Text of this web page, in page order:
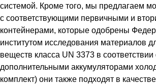
системой. Кроме того, мы предлагаем
с соответствующими первичными и
контейнерами, которые одобрены
институтом исследования материалов
веществ класса UN 3373 в
дополнительными аккумуляторами
комплект) они также подходят в